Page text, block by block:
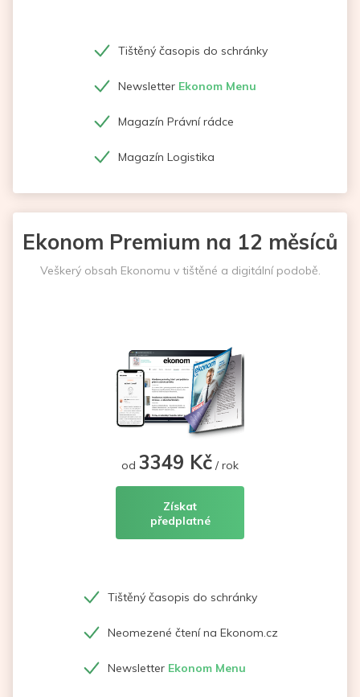
Tištěný časopis do schránky
Newsletter Ekonom Menu
Magazín Právní rádce
Magazín Logistika
Ekonom Premium na 12 měsíců
Veškerý obsah Ekonomu v tištěné a digitální podobě.
od 3349 Kč / rok
Získat
předplatné
Tištěný časopis do schránky
Neomezené čtení na Ekonom.cz
Newsletter Ekonom Menu